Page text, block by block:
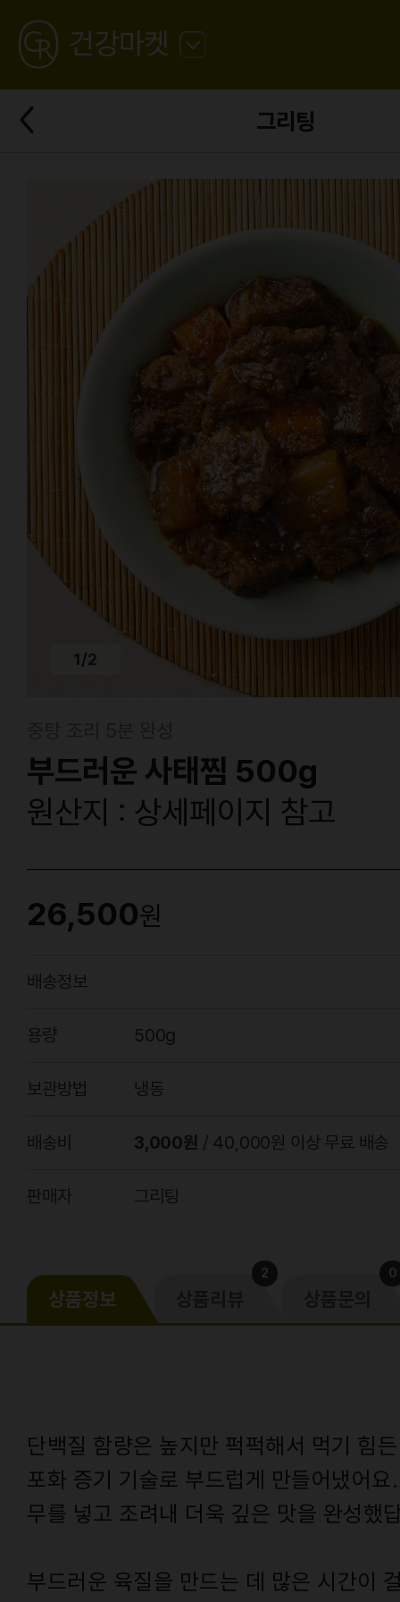
GREATING
건강마켓
로
그리팅
뒤
로
가
1/2
부드러운 사태찜 500g
원산지 : 상세페이지 참고
26,500원
배송정보
용량 500g
보관방법 냉동
배송비 3,000원 / 40,000원 이상 무료 배송
판매자 그리팅
상품정보
2 0
단백질 함량은 높지만 퍽퍽해서 먹기 힘
포화 증기 기술로 부드럽게 만들어냈어
무를 넣고 조려내 더욱 깊은 맛을 완성했
부드러운 육질을 만드는 데 많은 시간이